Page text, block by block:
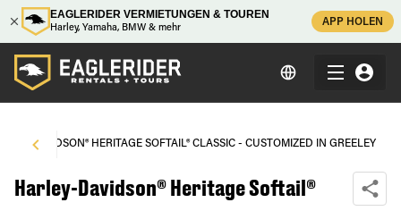
EAGLERIDER VERMIETUNGEN & TOUREN
Harley, Yamaha, BMW & mehr
APP HOLEN
DAVIDSON® HERITAGE SOFTAIL® CLASSIC - CUSTOMIZED IN GREELEY
Harley-Davidson® Heritage Softail®